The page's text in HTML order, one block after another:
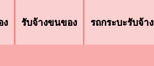
ง รับจ้างขนของ รถกระบะรับจ้าง